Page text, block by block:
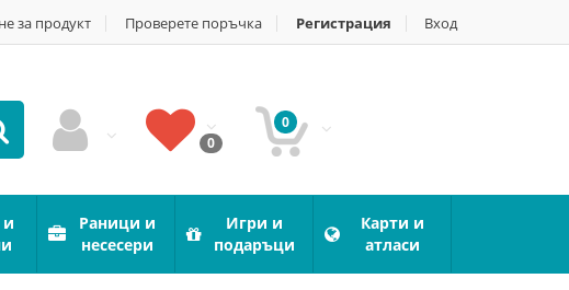
за продукт Проверете поръчка Регистрация Вход
0
0
и
Раници и
несесери
Игри и
подаръци
Карти и
атласи